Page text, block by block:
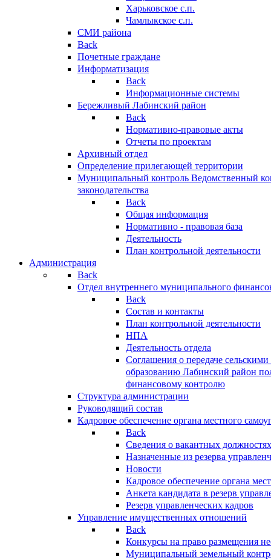
Харьковское с.п.
Чамлыкское с.п.
СМИ района
Back
Почетные граждане
Информатизация
Back
Информационные системы
Бережливый Лабинский район
Back
Нормативно-правовые акты
Отчеты по проектам
Архивный отдел
Определение прилегающей территории
Муниципальный контроль Ведомственный
законодательства
Back
Общая информация
Нормативно - правовая база
Деятельность
План контрольной деятельности
Администрация
Back
Отдел внутреннего муниципального
Back
Состав и контакты
План контрольной деятельности
НПА
Деятельность отдела
Соглашения о передаче
образованию Лабинский район
финансовому контролю
Структура администрации
Руководящий состав
Кадровое обеспечение органа местного
Back
Сведения о вакантных
Назначенные из резерва
Новости
Кадровое обеспечение органа
Анкета кандидата в резерв
Резерв управленческих кадров
Управление имущественных отношений
Back
Конкурсы на право размещения
Муниципальный земельный